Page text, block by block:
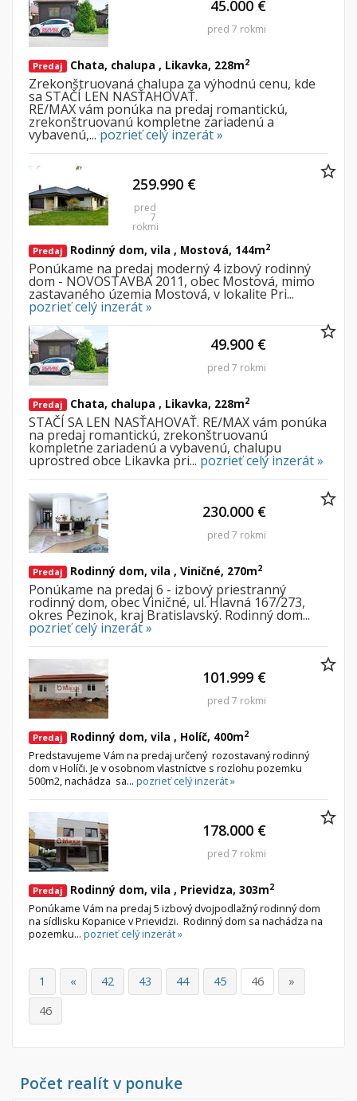
Predaj Chata, chalupa , Likavka, 228m2
Zrekonštruovaná chalupa za výhodnú cenu, kde
sa STAČÍ LEN NASŤAHOVAŤ.
RE/MAX vám ponúka na predaj romantickú,
zrekonštruovanú kompletne zariadenú a
vybavenú,... pozrieť celý inzerát »
45.000 €
pred 7 rokmi
Predaj Rodinný dom, vila , Mostová, 144m2
Ponúkame na predaj moderný 4izbový rodinný
dom - NOVOSTAVBA 2011, obec Mostová, mimo
zastavaného územia Mostová, v lokalite Pri...
pozrieť celý inzerát »
259.990 €
pred
7
rokmi
Predaj Chata, chalupa , Likavka, 228m2
STAČÍ SA LEN NASŤAHOVAŤ. RE/MAX vám ponúka
na predaj romantickú, zrekonštruovanú
kompletne zariadenú a vybavenú, chalupu
uprostred obce Likavka pri... pozrieť celý inzerát »
49.900 €
pred 7 rokmi
Predaj Rodinný dom, vila , Viničné, 270m2
Ponúkame na predaj 6 - izbový priestranný
rodinný dom, obec Viničné, ul. Hlavná 167/273,
okres Pezinok, kraj Bratislavský. Rodinný dom...
pozrieť celý inzerát »
230.000 €
pred 7 rokmi
Predaj Rodinný dom, vila , Holíč, 400m2
Predstavujeme Vám na predaj určený rozostavaný rodinný
dom v Holíči. Je v osobnom vlastníctve s rozlohu pozemku
500m2, nachádza sa... pozrieť celý inzerát »
101.999 €
pred 7 rokmi
Predaj Rodinný dom, vila , Prievidza, 303m2
Ponúkame Vám na predaj 5 izbový dvojpodlažný rodinný dom
na sídlisku Kopanice v Prievidzi. Rodinný dom sa nachádza na
pozemku... pozrieť celý inzerát »
178.000 €
pred 7 rokmi
1 « 42 43 44 45 46
»
46
Počet realít v ponuke